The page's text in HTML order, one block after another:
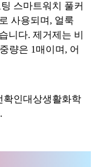
스마트워치 풀커
사용되며, 얼룩
니다. 제거제는 비
량은 1매이며, 어
확인대상생활화학